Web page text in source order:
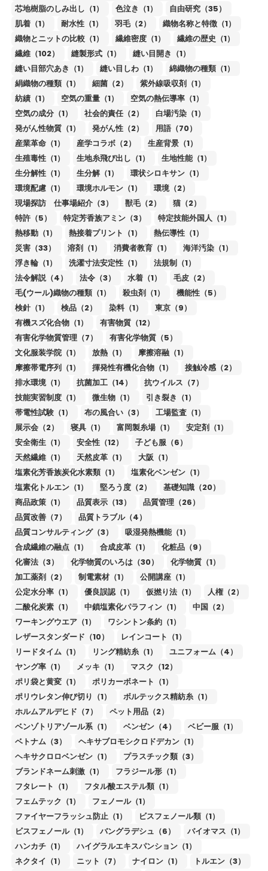
芯地樹脂のしみ出し（1）
色泣き（1）
自由研究（35）
肌着（1）
耐水性（1） 羽毛（2）
織物名称と特徴（1）
織物とニットの比較（1）
繊維密度（1）
繊維の歴史（1）
繊維（102）
縫製形式（1）
縫い目開き（1）
縫い目部穴あき（1）
縫い目しわ（1）
綿織物の種類（1）
絹織物の種類（1）
細菌（2）
紫外線吸収剤（1）
紡績（1）
空気の重量（1）
空気の熱伝導率（1）
空気の成分（1）
社会的責任（2）
白場汚染（1）
発がん性物質（1）
発がん性（2）
用語（70）
産業革命（1）
産学コラボ（2）
生産背景（1）
生殖毒性（1）
生地糸飛び出し（1）
生地性能（1）
生分解性（1）
生分解（1）
環状シロキサン（1）
環境配慮（1）
環境ホルモン（1）
環境（2）
現場探訪 仕事場紹介（3）
獣毛（2）
猫（2）
特許（5）
特定芳香族アミン（3）
特定技能外国人（1）
熱移動（1）
熱接着プリント（1）
熱伝導性（1）
災害（33）
溶剤（1） 消費者教育（1）
海洋汚染（1）
浮き輪（1）
洗濯寸法安定性（1）
法規制（1）
法令解説（4）
法令（3） 水着（1）
毛皮（2）
毛(ウール)織物の種類（1）
殺虫剤（1）
機能性（5）
検針（1）
検品（2） 染料（1）
東京（9）
有機スズ化合物（1）
有害物質（12）
有害化学物質管理（7）
有害化学物質（5）
文化服装学院（1）
放熱（1）
摩擦溶融（1）
摩擦帯電序列（1）
揮発性有機化合物（1）
接触冷感（2）
排水環境（1）
抗菌加工（14）
抗ウイルス（7）
技能実習制度（1）
微生物（1）
引き裂き（1）
帯電性試験（1）
布の風合い（3）
工場監査（1）
展示会（2）
寝具（1） 富岡製糸場（1）
安定剤（1）
安全衛生（1）
安全性（12）
子ども服（6）
天然繊維（1）
天然皮革（1）
大阪（1）
塩素化芳香族炭化水素類（1）
塩素化ベンゼン（1）
塩素化トルエン（1）
堅ろう度（2）
基礎知識（20）
商品政策（1）
品質表示（13）
品質管理（26）
品質改善（7）
品質トラブル（4）
品質コンサルティング（3）
吸湿発熱機能（1）
合成繊維の融点（1）
合成皮革（1）
化粧品（9）
化審法（3）
化学物質のいろは（30）
化学物質（1）
加工薬剤（2）
制電素材（1）
公開講座（1）
公定水分率（1）
優良誤認（1） 仮撚り法（1）
人権（2）
二酸化炭素（1）
中鎖塩素化パラフィン（1）
中国（2）
ワーキングウエア（1）
ワシントン条約（1）
レザースタンダード（10）
レインコート（1）
リードタイム（1）
リング精紡糸（1）
ユニフォーム（4）
ヤング率（1）
メッキ（1）
マスク（12）
ポリ袋と黄変（1）
ポリカーボネート（1）
ポリウレタン伸び切り（1）
ボルテックス精紡糸（1）
ホルムアルデヒド（7）
ペット用品（2）
ベンゾトリアゾール系（1）
ベンゼン（4）
ベビー服（1）
ベトナム（3）
ヘキサブロモシクロドデカン（1）
ヘキサクロロベンゼン（1）
プラスチック類（3）
ブランドネーム刺激（1）
フラジール形（1）
フタレート（1）
フタル酸エステル類（1）
フェムテック（1）
フェノール（1）
ファイヤーフラッシュ防止（1）
ビスフェノール類（1）
ビスフェノール（1）
バングラデシュ（6）
バイオマス（1）
ハンカチ（1）
ハイグラルエキスパンション（1）
ネクタイ（1）
ニット（7） ナイロン（1）
トルエン（3）